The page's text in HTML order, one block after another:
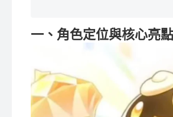
一、角色定位與核心亮點